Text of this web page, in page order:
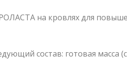
на кровлях для
состав: готовая